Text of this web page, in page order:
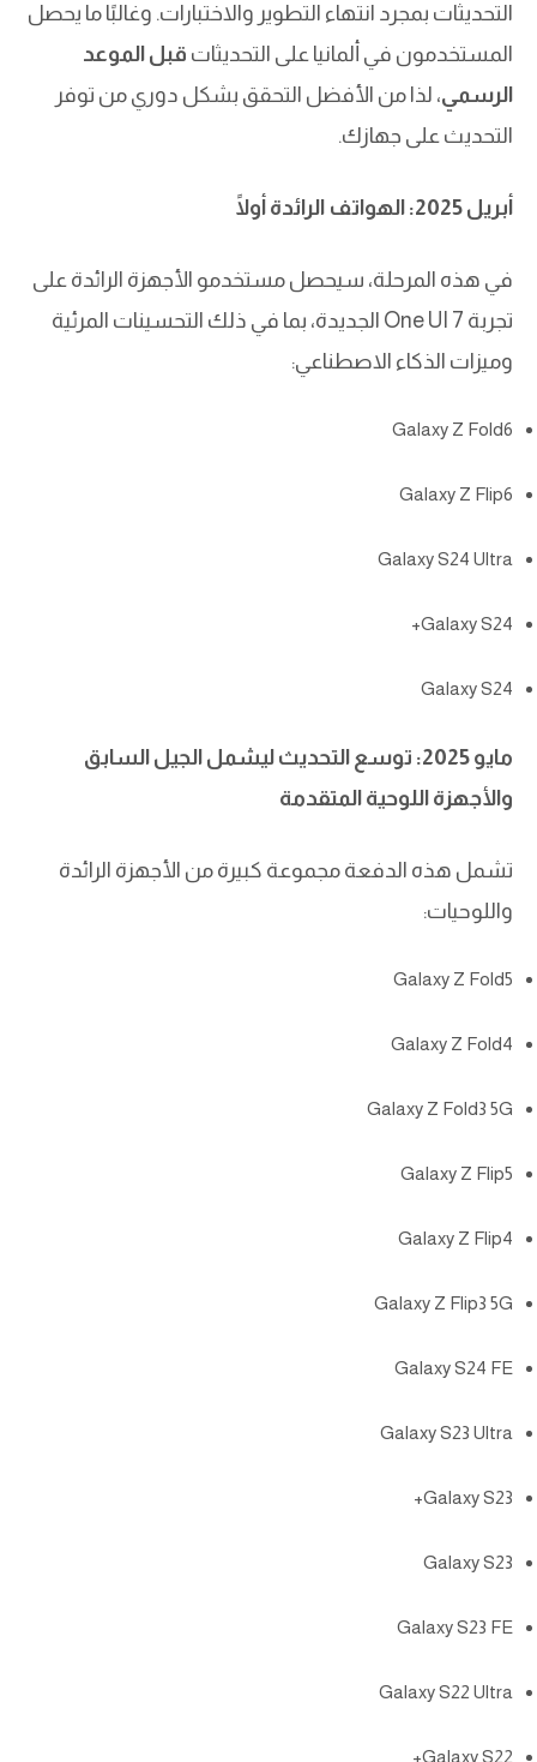
التحديثات بمجرد انتهاء التطوير والاختبارات. وغالبًا ما يحصل
المستخدمون في ألمانيا على التحديثات قبل الموعد
الرسمي، لذا من الأفضل التحقق بشكل دوري من توفر
التحديث على جهازك.
أبريل 2025: الهواتف الرائدة أولًا
في هذه المرحلة، سيحصل مستخدمو الأجهزة الرائدة على
تجربة One UI 7 الجديدة، بما في ذلك التحسينات المرئية
وميزات الذكاء الاصطناعي:
Galaxy Z Fold6
Galaxy Z Flip6
Galaxy S24 Ultra
Galaxy S24+
Galaxy S24
مايو 2025: توسع التحديث ليشمل الجيل السابق
والأجهزة اللوحية المتقدمة
تشمل هذه الدفعة مجموعة كبيرة من الأجهزة الرائدة
واللوحيات:
Galaxy Z Fold5
Galaxy Z Fold4
Galaxy Z Fold3 5G
Galaxy Z Flip5
Galaxy Z Flip4
Galaxy Z Flip3 5G
Galaxy S24 FE
Galaxy S23 Ultra
Galaxy S23+
Galaxy S23
Galaxy S23 FE
Galaxy S22 Ultra
Galaxy S22+